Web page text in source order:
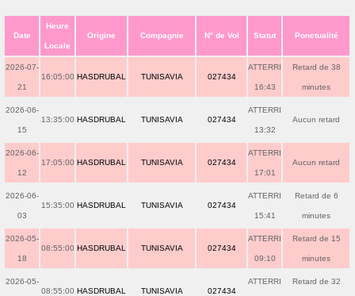
Date
Heure
Locale
Origine Compagnie N° de Vol Statut Ponctualité
2026-07-
21
16:05:00 HASDRUBAL TUNISAVIA 027434
ATTERRI
16:43
Retard de 38
minutes
2026-06-
15
13:35:00 HASDRUBAL TUNISAVIA 027434
ATTERRI
13:32
Aucun retard
2026-06-
12
17:05:00 HASDRUBAL TUNISAVIA 027434
ATTERRI
17:01
Aucun retard
2026-06-
03
15:35:00 HASDRUBAL TUNISAVIA 027434
ATTERRI
15:41
Retard de 6
minutes
2026-05-
18
08:55:00 HASDRUBAL TUNISAVIA 027434
ATTERRI
09:10
Retard de 15
minutes
2026-05-
08:55:00 HASDRUBAL TUNISAVIA 027434
ATTERRI Retard de 32